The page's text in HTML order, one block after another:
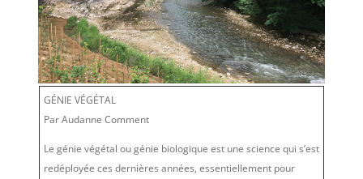
GÉNIE VÉGÉTAL
Par Audanne Comment
Le génie végétal ou génie biologique est une science qui s’est
redéployée ces dernières années, essentiellement pour